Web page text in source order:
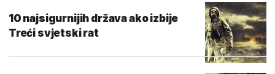
10 najsigurnijih država ako izbije
Treći svjetski rat